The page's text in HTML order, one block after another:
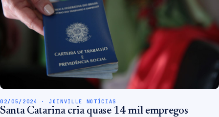
02/05/2024 · JOINVILLE NOTÍCIAS
Santa Catarina cria quase 14 mil empregos